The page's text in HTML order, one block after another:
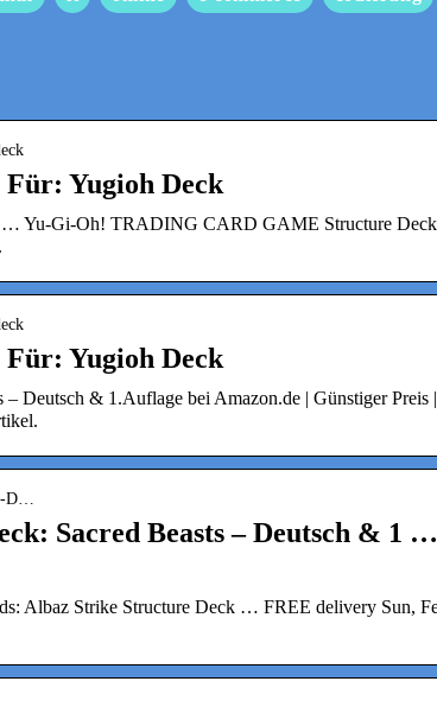
Für: Yugioh Deck
… Yu-Gi-Oh! TRADING CARD GAME Structure Deck
Für: Yugioh Deck
Deutsch & 1.Auflage bei Amazon.de | Günstiger Preis |
D…
Sacred Beasts – Deutsch & 1 …
Albaz Strike Structure Deck … FREE delivery Sun,